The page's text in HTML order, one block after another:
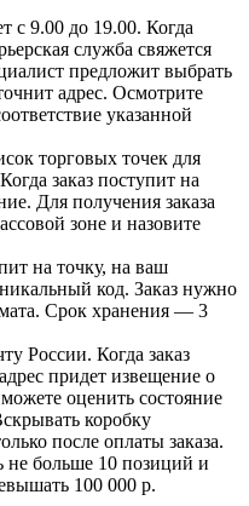
с 9.00 до 19.00. Когда
служба свяжется
предложит выбрать
адрес. Осмотрите
указанной
торговых точек для
заказ поступит на
Для получения заказа
зоне и назовите
на точку, на ваш
код. Заказ нужно
Срок хранения — 3
России. Когда заказ
придет извещение о
оценить состояние
коробку
после оплаты заказа.
не больше 10 позиций и
100 000 р.